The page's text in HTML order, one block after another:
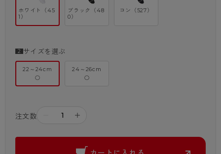
ホワイト（45
1）
ブラック（48
0）
コン（527）
サイズを選ぶ
22～24cm
○
24～26cm
○
注文数 ＋